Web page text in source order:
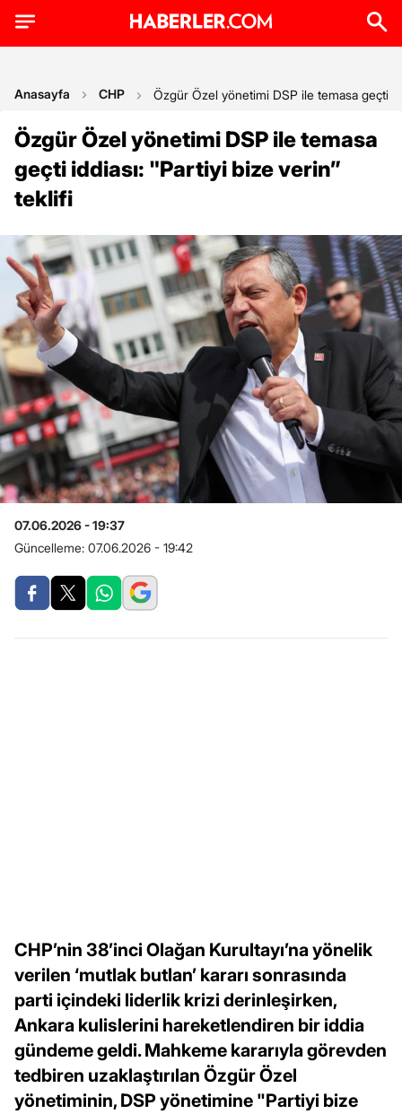
Anasayfa CHP Özgür Özel yönetimi DSP ile temasa geçti
Özgür Özel yönetimi DSP ile temasa
geçti iddiası: "Partiyi bize verin”
teklifi
07.06.2026 - 19:37
Güncelleme: 07.06.2026 - 19:42
CHP’nin 38’inci Olağan Kurultayı’na yönelik
verilen ‘mutlak butlan’ kararı sonrasında
parti içindeki liderlik krizi derinleşirken,
Ankara kulislerini hareketlendiren bir iddia
gündeme geldi. Mahkeme kararıyla görevden
tedbiren uzaklaştırılan Özgür Özel
yönetiminin, DSP yönetimine "Partiyi bize